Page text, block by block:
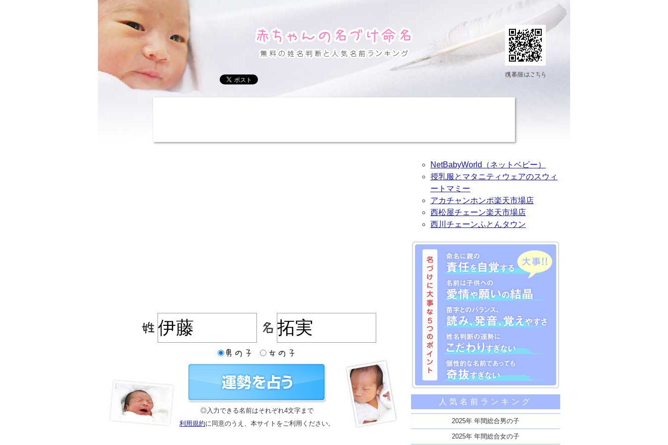
◎入力できる名前はそれぞれ4文字まで
利用規約に同意のうえ、本サイトをご利用ください。
NetBabyWorld（ネットベビー）
授乳服とマタニティウェアのスウィ
ートマミー
アカチャンホンポ楽天市場店
西松屋チェーン楽天市場店
西川チェーンふとんタウン
名づけに大事な5つのポイント
命名に親の責任を自覚する
名前は子供への愛情や願いの結晶
苗字とのバランス、読み、発音、覚えやすさ
姓名判断の運勢にこだわりすぎない
人気名前ランキング
2025年 年間総合男の子
2025年 年間総合女の子